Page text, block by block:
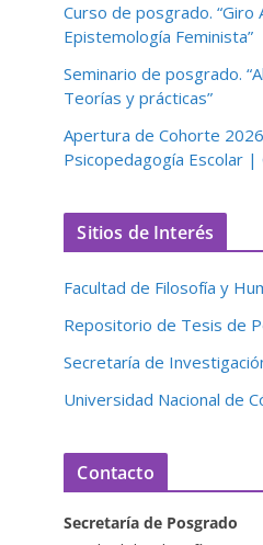
Curso de posgrado. “Giro
Epistemología Feminista”
Seminario de posgrado.
Teorías y prácticas”
Apertura de Cohorte
Psicopedagogía Escolar |
Sitios de Interés
Facultad de Filosofía y
Repositorio de Tesis de
Secretaría de
Universidad Nacional de
Contacto
Secretaría de Posgrado